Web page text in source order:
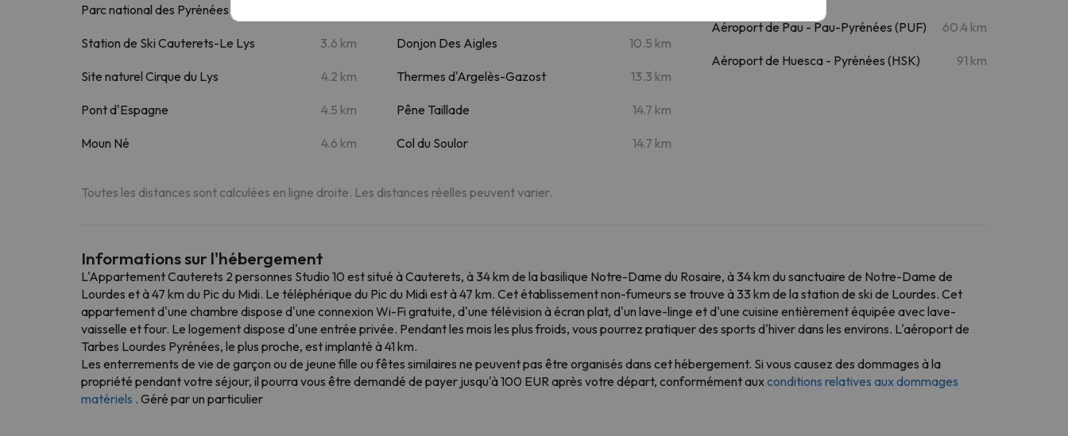
Parc national des Pyrénées
Station de Ski Cauterets-Le Lys 3.6 km
Site naturel Cirque du Lys 4.2 km
Pont d'Espagne 4.5 km
Moun Né 4.6 km
Donjon Des Aigles 10.5 km
Thermes d'Argelès-Gazost 13.3 km
Pêne Taillade 14.7 km
Col du Soulor 14.7 km
Aéroport de Pau - Pau-Pyrénées (PUF) 60.4 km
Aéroport de Huesca - Pyrénées (HSK) 91 km
Toutes les distances sont calculées en ligne droite. Les distances réelles peuvent varier.
Informations sur l'hébergement
L'Appartement Cauterets 2 personnes Studio 10 est situé à Cauterets, à 34 km de la basilique Notre-Dame du Rosaire, à 34 km du sanctuaire de Notre-Dame de
Lourdes et à 47 km du Pic du Midi. Le téléphérique du Pic du Midi est à 47 km. Cet établissement non-fumeurs se trouve à 33 km de la station de ski de Lourdes. Cet
appartement d'une chambre dispose d'une connexion Wi-Fi gratuite, d'une télévision à écran plat, d'un lave-linge et d'une cuisine entièrement équipée avec lave-
vaisselle et four. Le logement dispose d'une entrée privée. Pendant les mois les plus froids, vous pourrez pratiquer des sports d'hiver dans les environs. L'aéroport de
Tarbes Lourdes Pyrénées, le plus proche, est implanté à 41 km.
Les enterrements de vie de garçon ou de jeune fille ou fêtes similaires ne peuvent pas être organisés dans cet hébergement. Si vous causez des dommages à la
propriété pendant votre séjour, il pourra vous être demandé de payer jusqu'à 100 EUR après votre départ, conformément auxconditions relatives aux dommages
matériels . Géré par un particulier